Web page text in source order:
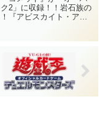
2」に収録！！岩石族の
『アビスカイト・アン